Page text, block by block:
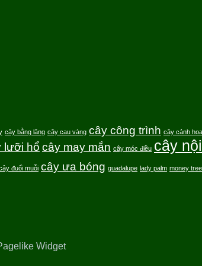
cây bằng lăng cây cau vàng cây công trình cây cảnh hoa
lưỡi hổ cây may mắn cây móc điều cây
đuổi muỗi cây ưa bóng guadalupe lady palm money tree